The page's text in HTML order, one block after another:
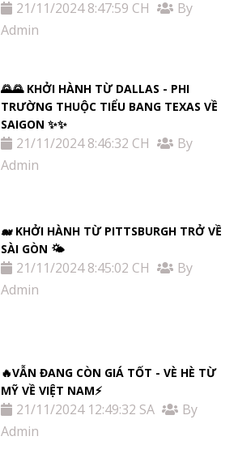
21/11/2024 8:47:59 CH
By
Admin
🌄🌄 KHỞI HÀNH TỪ DALLAS - PHI
TRƯỜNG THUỘC TIỂU BANG TEXAS VỀ
SAIGON ✨✨
21/11/2024 8:46:32 CH
By
Admin
🐋 KHỞI HÀNH TỪ PITTSBURGH TRỞ VỀ
SÀI GÒN 🌤
21/11/2024 8:45:02 CH
By
Admin
🔥VẪN ĐANG CÒN GIÁ TỐT - VÈ HÈ TỪ
MỸ VỀ VIỆT NAM⚡️
21/11/2024 12:49:32 SA
By
Admin